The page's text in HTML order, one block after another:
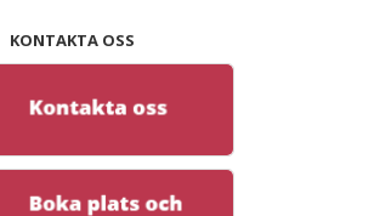
KONTAKTA OSS